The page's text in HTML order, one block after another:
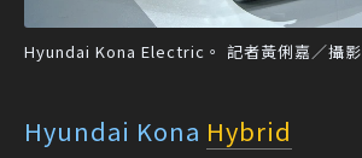
Hyundai Kona Electric。 記者黃俐嘉／攝影
Hyundai Kona Hybrid